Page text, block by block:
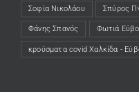
Σοφία Νικολάου Σπύρος
Φάνης Σπανός Φωτιά
κρούσματα covid Χαλκίδα -